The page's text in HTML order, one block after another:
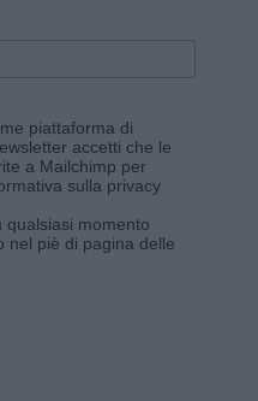
piattaforma di
accetti che le
a Mailchimp per
sulla privacy
qualsiasi momento
nel piè di pagina delle